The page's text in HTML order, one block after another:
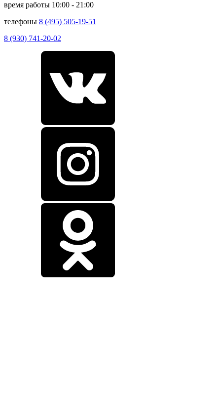
время работы 10:00 - 21:00
телефоны 8 (495) 505-19-51
8 (930) 741-20-02